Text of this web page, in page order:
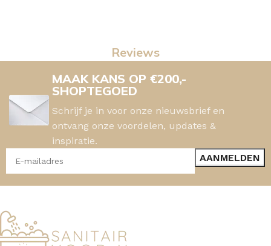
Reviews
MAAK KANS OP €200,-
SHOPTEGOED
Schrijf je in voor onze nieuwsbrief en
ontvang onze voordelen, updates &
inspiratie.